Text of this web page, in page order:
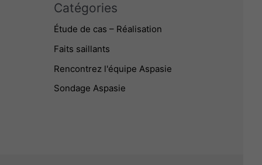
Catégories
Étude de cas – Réalisation
Faits saillants
Rencontrez l'équipe Aspasie
Sondage Aspasie